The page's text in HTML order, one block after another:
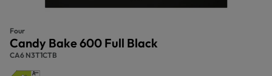
Four
Candy Bake 600 Full Black
CA6 N3T1CTB